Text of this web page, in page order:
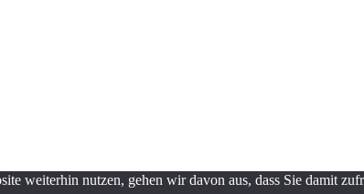
weiterhin nutzen, gehen wir davon aus, dass Sie damit